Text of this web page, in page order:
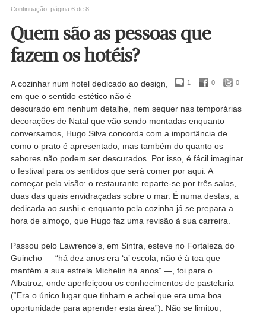
Continuação: página 6 de 8
Quem são as pessoas que
fazem os hotéis?
1 0 0
A cozinhar num hotel dedicado ao design,
em que o sentido estético não é
descurado em nenhum detalhe, nem sequer nas temporárias
decorações de Natal que vão sendo montadas enquanto
conversamos, Hugo Silva concorda com a importância de
como o prato é apresentado, mas também do quanto os
sabores não podem ser descurados. Por isso, é fácil imaginar
o festival para os sentidos que será comer por aqui. A
começar pela visão: o restaurante reparte-se por três salas,
duas das quais envidraçadas sobre o mar. É numa destas, a
dedicada ao sushi e enquanto pela cozinha já se prepara a
hora de almoço, que Hugo faz uma revisão à sua carreira.
Passou pelo Lawrence’s, em Sintra, esteve no Fortaleza do
Guincho — “há dez anos era ‘a’ escola; não é à toa que
mantém a sua estrela Michelin há anos” —, foi para o
Albatroz, onde aperfeiçoou os conhecimentos de pastelaria
(“Era o único lugar que tinham e achei que era uma boa
oportunidade para aprender esta área”). Não se limitou,